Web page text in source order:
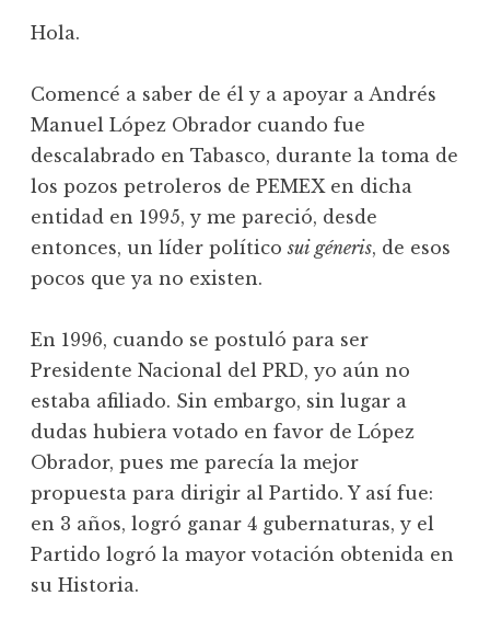
Hola.
Comencé a saber de él y a apoyar a Andrés
Manuel López Obrador cuando fue
descalabrado en Tabasco, durante la toma de
los pozos petroleros de PEMEX en dicha
entidad en 1995, y me pareció, desde
entonces, un líder políticosui géneris, de esos
pocos que ya no existen.
En 1996, cuando se postuló para ser
Presidente Nacional del PRD, yo aún no
estaba afiliado. Sin embargo, sin lugar a
dudas hubiera votado en favor de López
Obrador, pues me parecía la mejor
propuesta para dirigir al Partido. Y así fue:
en 3 años, logró ganar 4 gubernaturas, y el
Partido logró la mayor votación obtenida en
su Historia.